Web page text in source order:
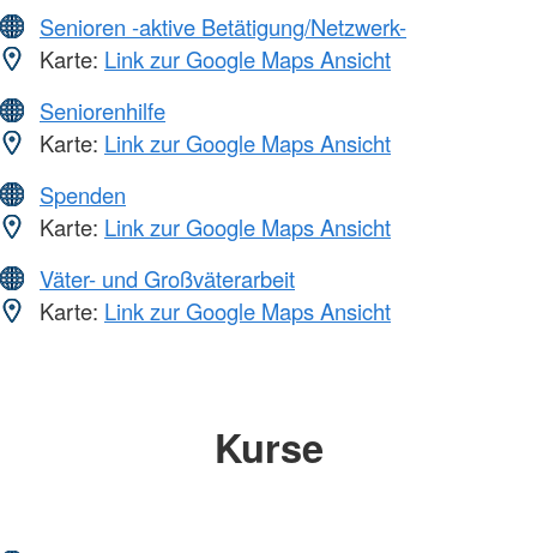
Senioren -aktive Betätigung/Netzwerk-
Karte: Link zur Google Maps Ansicht
Seniorenhilfe
Karte: Link zur Google Maps Ansicht
Spenden
Karte: Link zur Google Maps Ansicht
Väter- und Großväterarbeit
Karte: Link zur Google Maps Ansicht
Kurse